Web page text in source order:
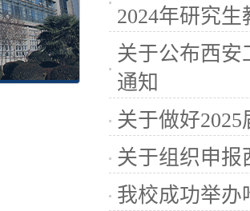
2024年研究
关于公布西安
通知
关于做好
关于组织申报
我校成功举办